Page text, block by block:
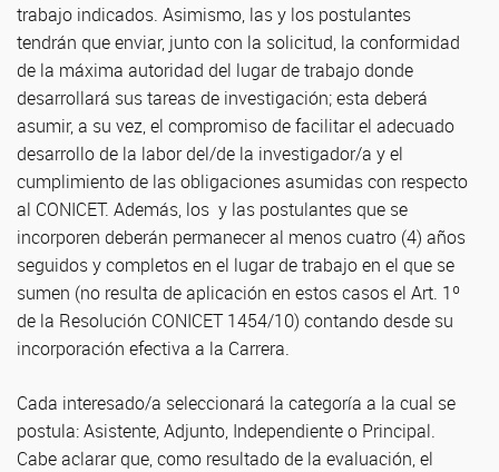
trabajo indicados. Asimismo, las y los postulantes
tendrán que enviar, junto con la solicitud, la conformidad
de la máxima autoridad del lugar de trabajo donde
desarrollará sus tareas de investigación; esta deberá
asumir, a su vez, el compromiso de facilitar el adecuado
desarrollo de la labor del/de la investigador/a y el
cumplimiento de las obligaciones asumidas con respecto
al CONICET. Además, los y las postulantes que se
incorporen deberán permanecer al menos cuatro (4) años
seguidos y completos en el lugar de trabajo en el que se
sumen (no resulta de aplicación en estos casos el Art. 1º
de la Resolución CONICET 1454/10) contando desde su
incorporación efectiva a la Carrera.
Cada interesado/a seleccionará la categoría a la cual se
postula: Asistente, Adjunto, Independiente o Principal.
Cabe aclarar que, como resultado de la evaluación, el